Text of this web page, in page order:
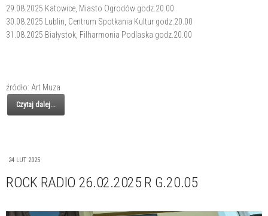
29.08.2025 Katowice, Miasto Ogrodów godz.20.00
30.08.2025 Lublin, Centrum Spotkania Kultur godz.20.00
31.08.2025 Białystok, Filharmonia Podlaska godz.20.00
źródło: Art Muza
Czytaj dalej...
24 LUT 2025
ROCK RADIO 26.02.2025 R G.20.05